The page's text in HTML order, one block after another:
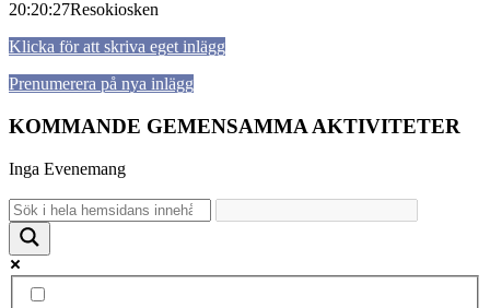
20:20:27Resokiosken
Klicka för att skriva eget inlägg
Prenumerera på nya inlägg
KOMMANDE GEMENSAMMA AKTIVITETER
Inga Evenemang